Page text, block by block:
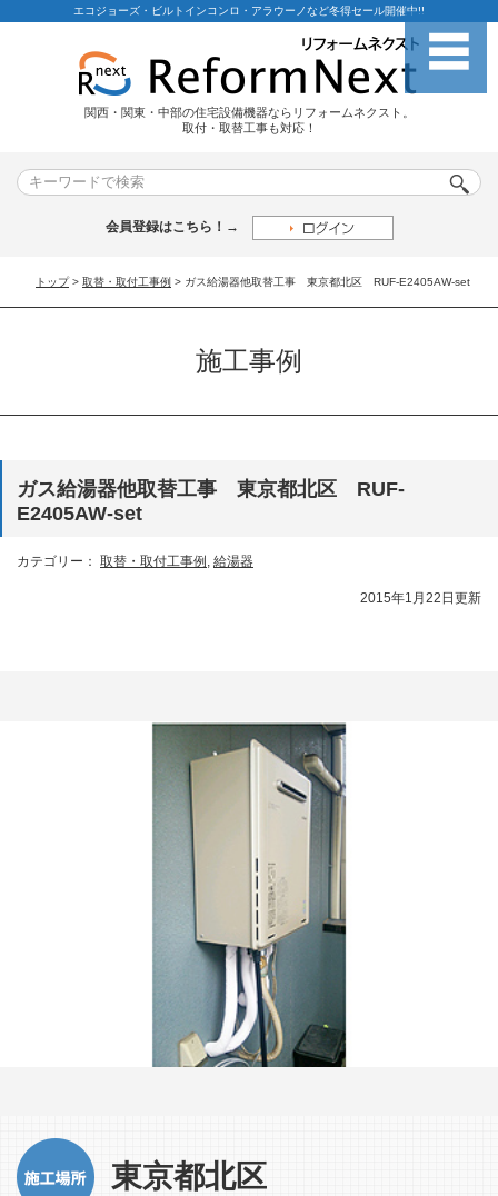
エコジョーズ・ビルトインコンロ・アラウーノなど冬得セール開催中!!
関西・関東・中部の住宅設備機器ならリフォームネクスト。
取付・取替工事も対応！
会員登録はこちら！→
トップ > 取替・取付工事例 > ガス給湯器他取替工事 東京都北区 RUF-E2405AW-set
施工事例
ガス給湯器他取替工事 東京都北区 RUF-
E2405AW-set
カテゴリー： 取替・取付工事例 , 給湯器
2015年1月22日更新
東京都北区